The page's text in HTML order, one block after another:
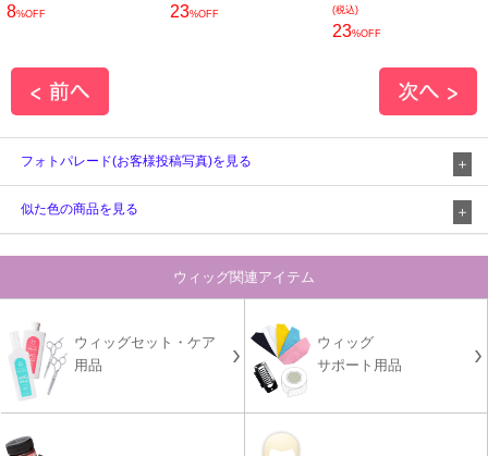
8%OFF 23%OFF (税込)
23%OFF
フォトパレード(お客様投稿写真)を見る
似た色の商品を見る
ウィッグ関連アイテム
ウィッグセット・ケア
用品
ウィッグ
サポート用品